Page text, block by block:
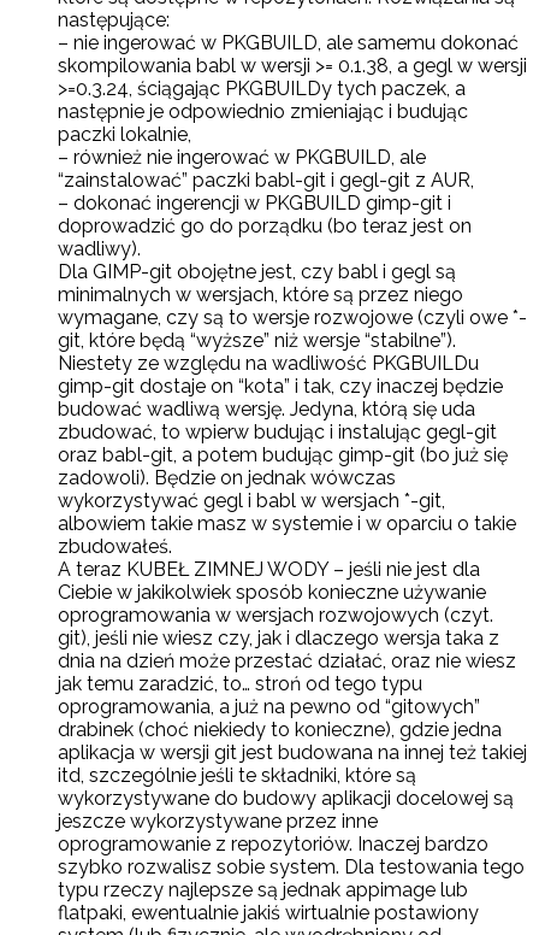
następujące:
– nie ingerować w PKGBUILD, ale samemu dokonać
skompilowania babl w wersji >= 0.1.38, a gegl w wersji
>=0.3.24, ściągając PKGBUILDy tych paczek, a
następnie je odpowiednio zmieniając i budując
paczki lokalnie,
– również nie ingerować w PKGBUILD, ale
“zainstalować” paczki babl-git i gegl-git z AUR,
– dokonać ingerencji w PKGBUILD gimp-git i
doprowadzić go do porządku (bo teraz jest on
wadliwy).
Dla GIMP-git obojętne jest, czy babl i gegl są
minimalnych w wersjach, które są przez niego
wymagane, czy są to wersje rozwojowe (czyli owe *-
git, które będą “wyższe” niż wersje “stabilne”).
Niestety ze względu na wadliwość PKGBUILDu
gimp-git dostaje on “kota” i tak, czy inaczej będzie
budować wadliwą wersję. Jedyna, którą się uda
zbudować, to wpierw budując i instalując gegl-git
oraz babl-git, a potem budując gimp-git (bo już się
zadowoli). Będzie on jednak wówczas
wykorzystywać gegl i babl w wersjach *-git,
albowiem takie masz w systemie i w oparciu o takie
zbudowałeś.
A teraz KUBEŁ ZIMNEJ WODY – jeśli nie jest dla
Ciebie w jakikolwiek sposób konieczne używanie
oprogramowania w wersjach rozwojowych (czyt.
git), jeśli nie wiesz czy, jak i dlaczego wersja taka z
dnia na dzień może przestać działać, oraz nie wiesz
jak temu zaradzić, to… stroń od tego typu
oprogramowania, a już na pewno od “gitowych”
drabinek (choć niekiedy to konieczne), gdzie jedna
aplikacja w wersji git jest budowana na innej też takiej
itd, szczególnie jeśli te składniki, które są
wykorzystywane do budowy aplikacji docelowej są
jeszcze wykorzystywane przez inne
oprogramowanie z repozytoriów. Inaczej bardzo
szybko rozwalisz sobie system. Dla testowania tego
typu rzeczy najlepsze są jednak appimage lub
flatpaki, ewentualnie jakiś wirtualnie postawiony